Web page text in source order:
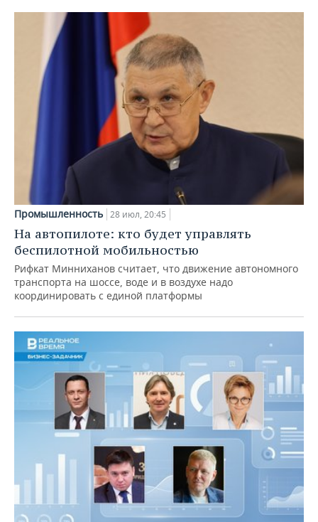
Промышленность 28 июл, 20:45
На автопилоте: кто будет управлять
беспилотной мобильностью
Рифкат Минниханов считает, что движение автономного
транспорта на шоссе, воде и в воздухе надо
координировать с единой платформы